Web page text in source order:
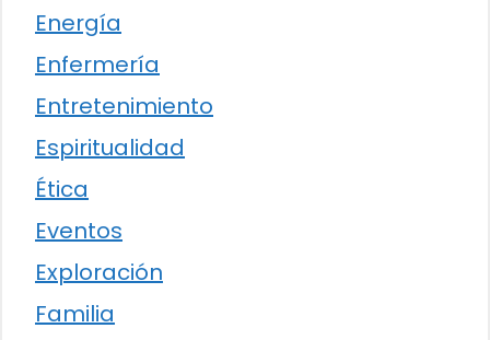
Energía
Enfermería
Entretenimiento
Espiritualidad
Ética
Eventos
Exploración
Familia